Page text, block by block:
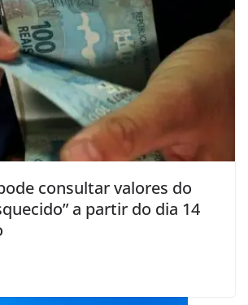
consultar valores do
a partir do dia 14